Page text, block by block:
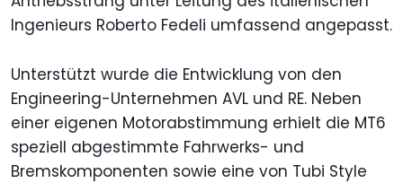
Ingenieurs Roberto Fedeli umfassend angepasst.
Unterstützt wurde die Entwicklung von den
Engineering-Unternehmen AVL und RE. Neben
einer eigenen Motorabstimmung erhielt die MT6
speziell abgestimmte Fahrwerks- und
Bremskomponenten sowie eine von Tubi Style